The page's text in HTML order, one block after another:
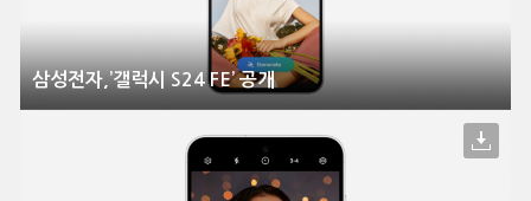
삼성전자,’갤럭시 S24 FE’ 공개